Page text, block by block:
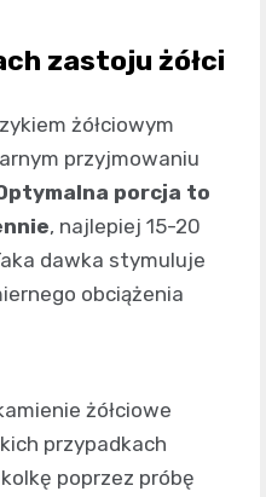
zastoju żółci
żółciowym
przyjmowaniu
porcja to
, najlepiej 15-20
dawka stymuluje
obciążenia
żółciowe
przypadkach
poprzez próbę